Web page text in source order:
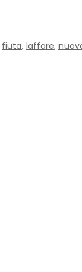
fiuta, laffare,